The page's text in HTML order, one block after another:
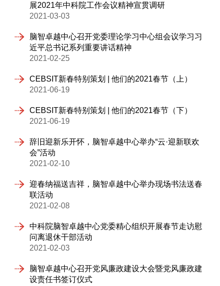
展2021年中科院工作会议精神宣贯调研
2021-03-03
脑智卓越中心召开党委理论学习中心组会议学习习
近平总书记系列重要讲话精神
2021-02-25
CEBSIT新春特别策划 | 他们的2021春节（上）
2021-06-19
CEBSIT新春特别策划 | 他们的2021春节（下）
2021-06-19
辞旧迎新乐开怀，脑智卓越中心举办“云·迎新联欢
会”活动
2021-02-10
迎春纳福送吉祥，脑智卓越中心举办现场书法送春
联活动
2021-02-08
中科院脑智卓越中心党委精心组织开展春节走访慰
问离退休干部活动
2021-02-03
脑智卓越中心召开党风廉政建设大会暨党风廉政建
设责任书签订仪式